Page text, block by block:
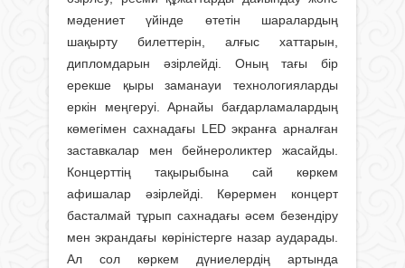
мәдениет үйінде өтетін шаралардың
шақырту билеттерін, алғыс хаттарын,
дипломдарын әзірлейді. Оның тағы бір
ерекше қыры заманауи технологияларды
еркін меңгеруі. Арнайы бағдарламалардың
көмегімен сахнадағы LED экранға арналған
заставкалар мен бейнероликтер жасайды.
Концерттің тақырыбына сай көркем
афишалар әзірлейді. Көрермен концерт
басталмай тұрып сахнадағы әсем безендіру
мен экрандағы көріністерге назар аударады.
Ал сол көркем дүниелердің артында